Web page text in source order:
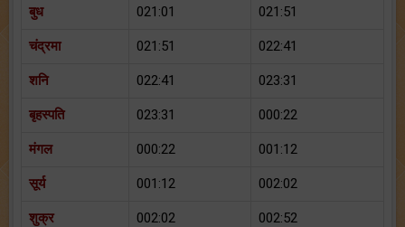
बुध 021:01 021:51
चंद्रमा 021:51 022:41
शनि 022:41 023:31
बृहस्पति 023:31 000:22
मंगल 000:22 001:12
सूर्य 001:12 002:02
शुक्र 002:02 002:52